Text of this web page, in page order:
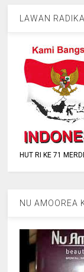
LAWAN
HUT RI KE 71
NU AMOOREA